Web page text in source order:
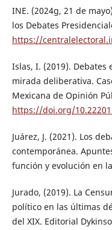
INE. (2024g, 21 de
los Debates
https://
Islas, I. (2019). Debates
mirada deliberativa.
Mexicana de Opinión
https://doi.org/
Juárez, J. (2021). Los
contemporánea.
función y evolución en
Jurado, (2019). La
político en las últimas
del XIX. Editorial